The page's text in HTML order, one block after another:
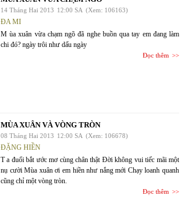
14 Tháng Hai 2013 12:00 SA (Xem: 106163)
ĐA MI
M ùa xuân vừa chạm ngõ đã nghe buồn qua tay em đang làm
chi đó? ngày trôi như dấu ngày
Đọc thêm
MÙA XUÂN VÀ VÒNG TRÒN
08 Tháng Hai 2013 12:00 SA (Xem: 106678)
ĐẶNG HIỀN
T a đuổi bắt ước mơ cùng chân thật Đời không vui tiếc mãi một
nụ cười Mùa xuân ơi em hiền như nắng mới Chạy loanh quanh
cũng chỉ một vòng tròn.
Đọc thêm